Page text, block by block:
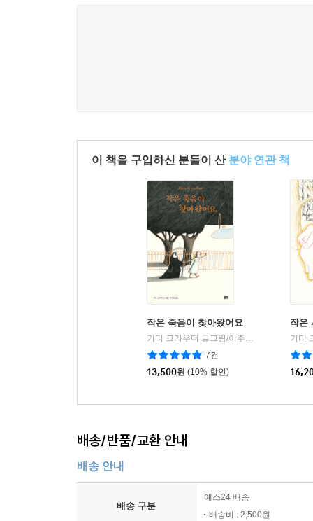
이 책을 구입하신 분들이 산 분야 연관 책
작은 죽음이 찾아왔어요
키티 크라우더 글그림/이주희 역
7건
13,500원 (10% 할인)
작은
배송/반품/교환 안내
배송 안내
배송 구분
예스24 배송
배송비 : 2,500원